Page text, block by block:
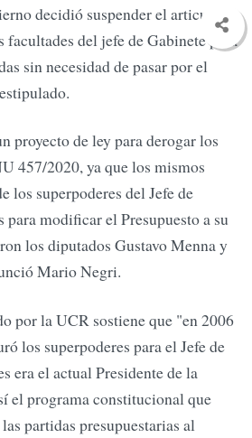
decidió suspender el articulo
del jefe de Gabinete para
sin necesidad de pasar por el
proyecto de ley para derogar los
457/2020, ya que los mismos
los superpoderes del Jefe de
modificar el Presupuesto a su
los diputados Gustavo Menna y
Mario Negri.
por la UCR sostiene que "en 2006
los superpoderes para el Jefe de
era el actual Presidente de la
el programa constitucional que
partidas presupuestarias al